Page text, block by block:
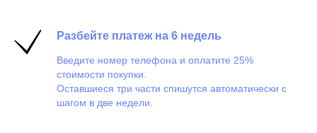
Разбейте платеж на 6 недель
Введите номер телефона и оплатите 25%
стоимости покупки.
Оставшиеся три части спишутся автоматически с
шагом в две недели.